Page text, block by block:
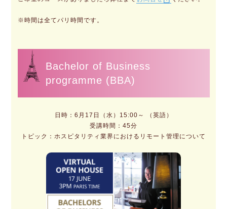
※時間は全てパリ時間です。
Bachelor of Business
programme (BBA)
日時：6月17日（水）15:00～ （英語）
受講時間：45分
トピック：ホスピタリティ業界におけるリモート管理について